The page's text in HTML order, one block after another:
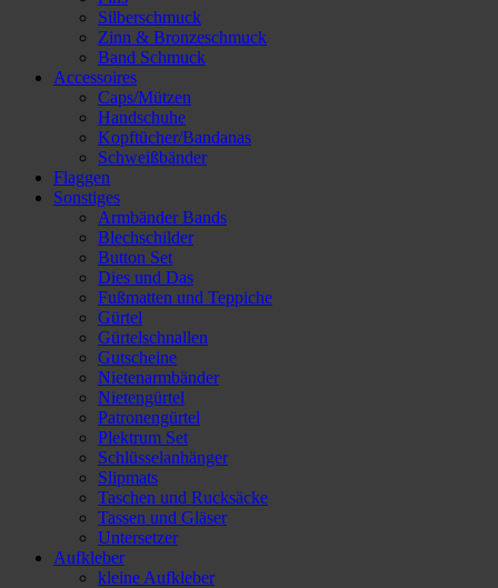
Silberschmuck
Zinn & Bronzeschmuck
Band Schmuck
Accessoires
Caps/Mützen
Handschuhe
Kopftücher/Bandanas
Schweißbänder
Flaggen
Sonstiges
Armbänder Bands
Blechschilder
Button Set
Dies und Das
Fußmatten und Teppiche
Gürtel
Gürtelschnallen
Gutscheine
Nietenarmbänder
Nietengürtel
Patronengürtel
Plektrum Set
Schlüsselanhänger
Slipmats
Taschen und Rucksäcke
Tassen und Gläser
Untersetzer
Aufkleber
kleine Aufkleber